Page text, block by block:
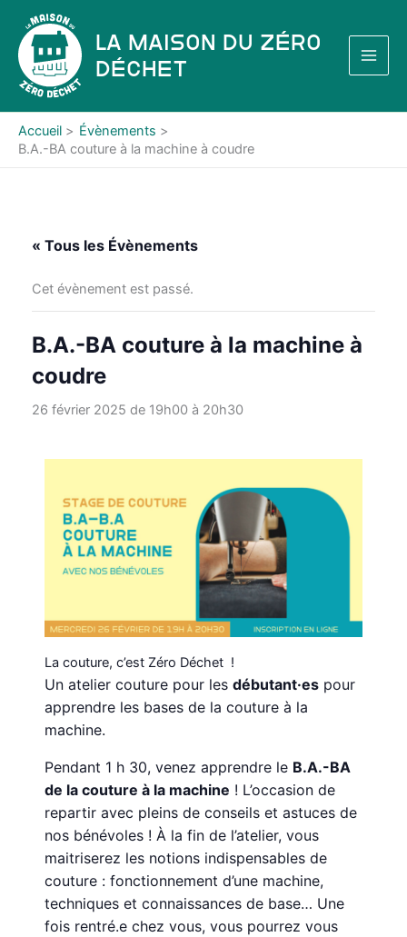
contenu
La Maison du Zéro
Déchet
Accueil
Évènements
B.A.-BA couture à la machine à coudre
« Tous les Évènements
Cet évènement est passé.
B.A.-BA couture à la machine à
coudre
26 février 2025 de 19h00à 20h30
La couture, c’est Zéro Déchet !
Un atelier couture pour lesdébutant·es pour
apprendre les bases de la couture à la
machine.
Pendant 1 h 30, venez apprendre le B.A.-BA
de la couture à la machine ! L’occasion de
repartir avec pleins de conseils et astuces de
nos bénévoles ! À la fin de l’atelier, vous
maitriserez les notions indispensables de
couture : fonctionnement d’une machine,
techniques et connaissances de base… Une
fois rentré.e chez vous, vous pourrez vous